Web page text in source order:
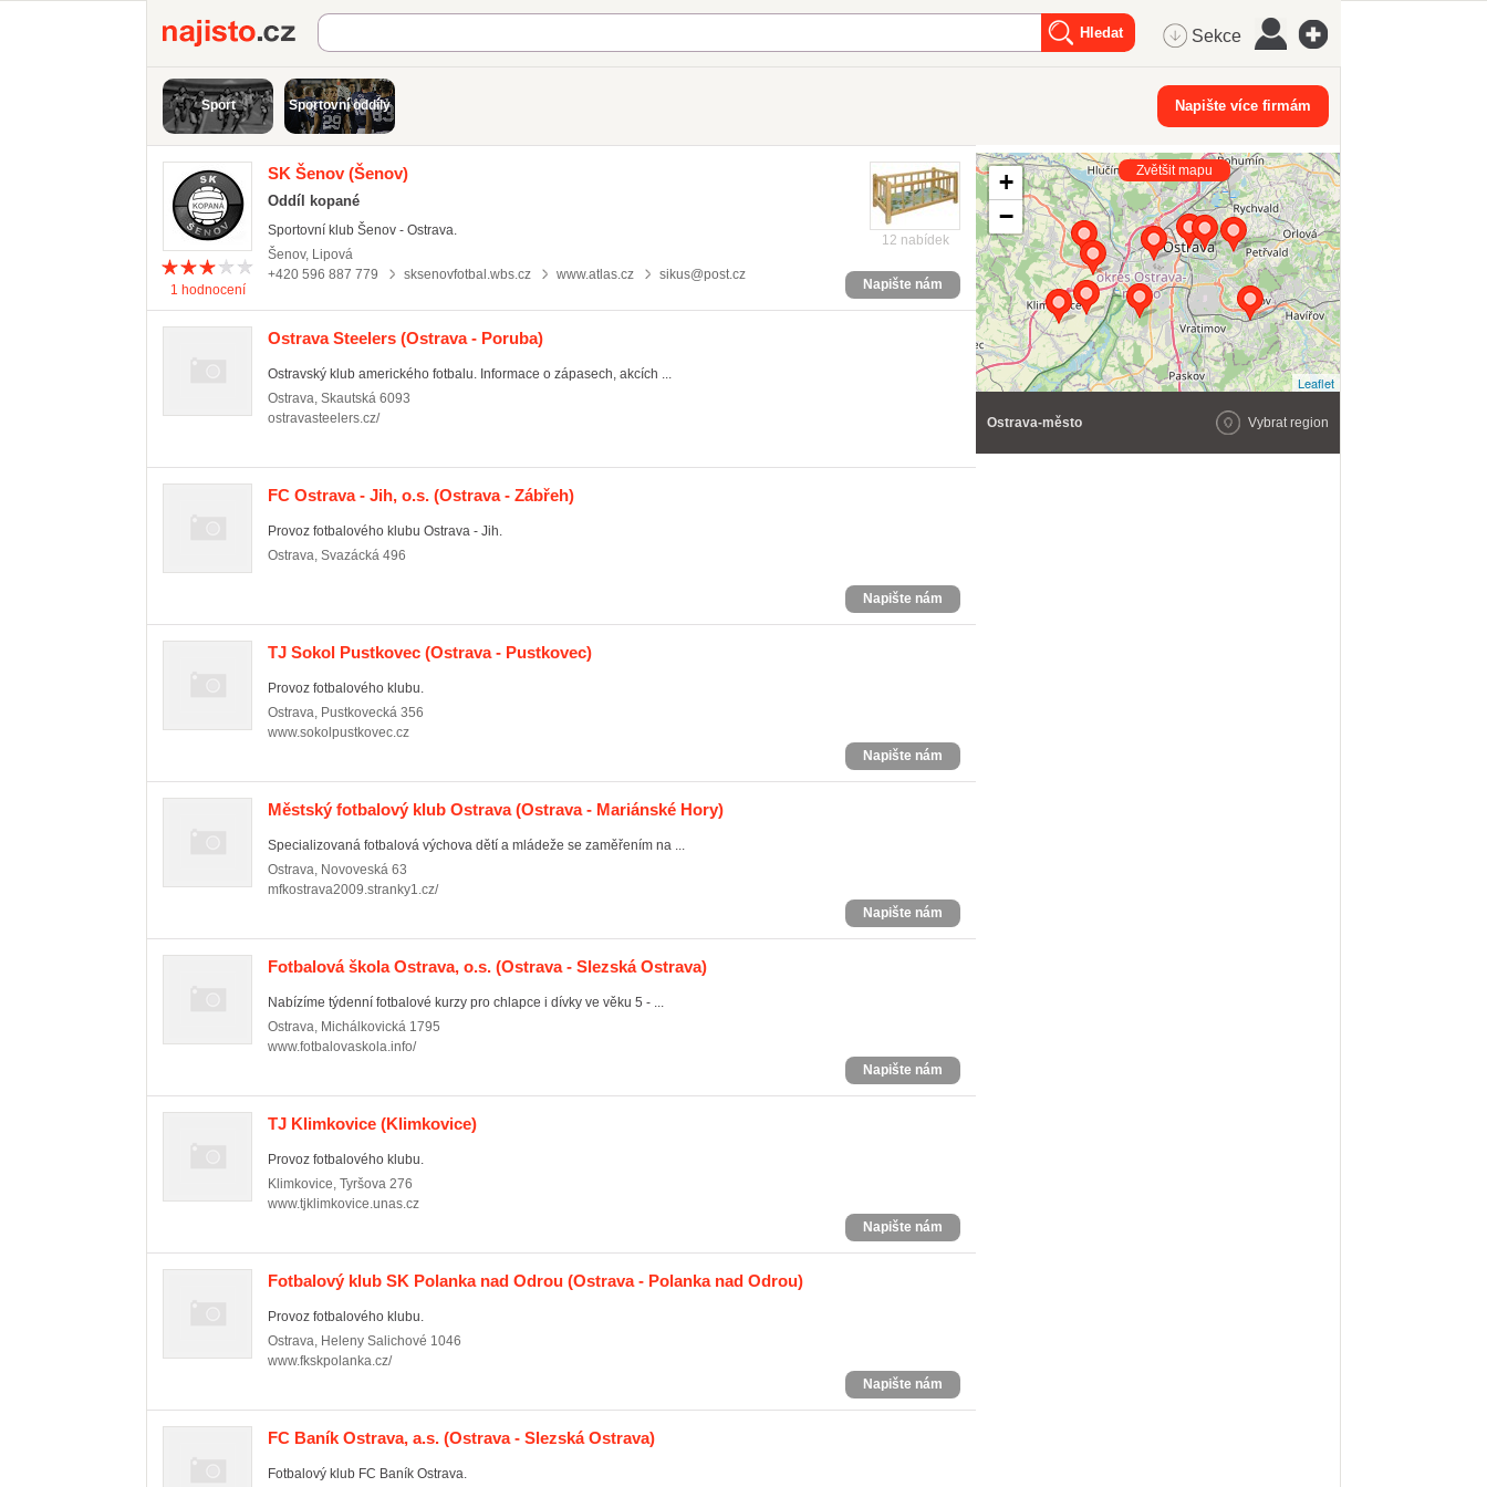
Najisto.cz Sekce
Sport Sportovní oddíly Napište více firmám
SK Šenov(Šenov)
Oddíl kopané
1 hodnocení
Sportovní klub Šenov - Ostrava.
Šenov, Lipová
+420 596 887 779
sksenovfotbal.wbs.cz www.atlas.cz sikus@post.cz
12 nabídek
Napište nám
Ostrava Steelers (Ostrava - Poruba)
Ostravský klub amerického fotbalu. Informace o zápasech, akcích ...
Ostrava, Skautská 6093
ostravasteelers.cz/
FC Ostrava - Jih, o.s. (Ostrava - Zábřeh)
Provoz fotbalového klubu Ostrava - Jih.
Ostrava, Svazácká 496
Napište nám
TJ Sokol Pustkovec (Ostrava - Pustkovec)
Provoz fotbalového klubu.
Ostrava, Pustkovecká 356
www.sokolpustkovec.cz
Napište nám
Městský fotbalový klub Ostrava(Ostrava - Mariánské Hory)
Specializovaná fotbalová výchova dětí a mládeže se zaměřením na ...
Ostrava, Novoveská 63
mfkostrava2009.stranky1.cz/
Napište nám
Fotbalová škola Ostrava, o.s. (Ostrava - Slezská Ostrava)
Nabízíme týdenní fotbalové kurzy pro chlapce i dívky ve věku 5 - ...
Ostrava, Michálkovická 1795
www.fotbalovaskola.info/
Napište nám
TJ Klimkovice (Klimkovice)
Provoz fotbalového klubu.
Klimkovice, Tyršova 276
www.tjklimkovice.unas.cz
Napište nám
Fotbalový klub SK Polanka nad Odrou (Ostrava - Polanka nad Odrou)
Provoz fotbalového klubu.
Ostrava, Heleny Salichové 1046
www.fkskpolanka.cz/
Napište nám
FC Baník Ostrava, a.s. (Ostrava - Slezská Ostrava)
Fotbalový klub FC Baník Ostrava.
+
−
Leaflet
Zvětšit mapu
Ostrava-město Vybrat region